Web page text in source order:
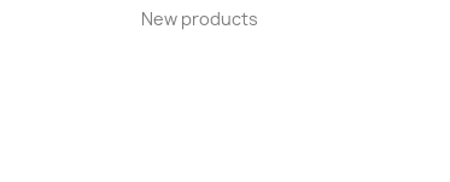
New products